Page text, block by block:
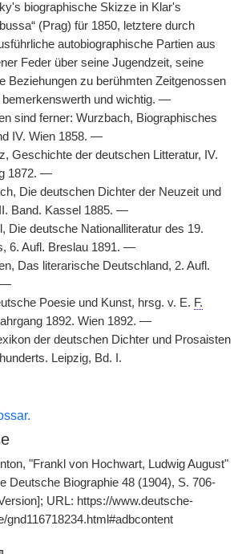
biographische Skizze in Klar's
(Prag) für 1850, letztere durch
autobiographische Partien aus
Feder über seine Jugendzeit, seine
Beziehungen zu berühmten Zeitgenossen
bemerkenswerth und wichtig. —
sind ferner: Wurzbach, Biographisches
IV. Wien 1858. —
Geschichte der deutschen Litteratur, IV.
1872. —
Die deutschen Dichter der Neuzeit und
Band. Kassel 1885. —
Die deutsche Nationalliteratur des 19.
6. Aufl. Breslau 1891. —
Das literarische Deutschland, 2. Aufl.
—
Poesie und Kunst, hrsg. v. E. F.
1892. Wien 1892. —
der deutschen Dichter und Prosaisten
Leipzig, Bd. I.
"Frankl von Hochwart, Ludwig August"
Deutsche Biographie 48 (1904), S. 706-
URL: https://www.deutsche-
gnd116718234.html#adbcontent